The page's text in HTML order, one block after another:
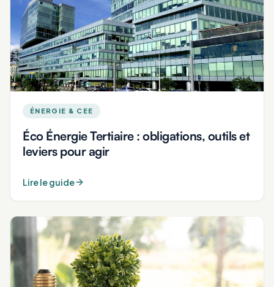
ÉNERGIE & CEE
Éco Énergie Tertiaire : obligations, outils et
leviers pour agir
Lire le guide